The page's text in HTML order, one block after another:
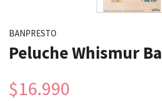
BANPRESTO
Peluche Whismur
$16.990